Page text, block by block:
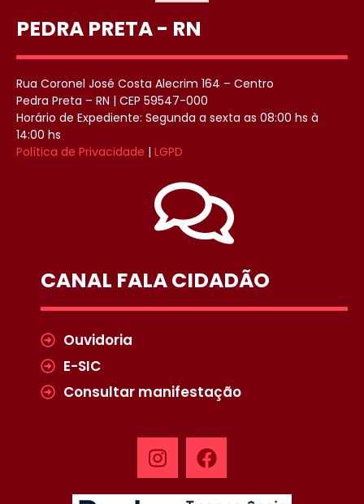
PEDRA PRETA - RN
Rua Coronel José Costa Alecrim 164 – Centro
Pedra Preta – RN | CEP 59547-000
Horário de Expediente: Segunda a sexta as 08:00 hs à
14:00 hs
Política de Privacidade | LGPD
CANAL FALA CIDADÃO
Ouvidoria
E-SIC
Consultar manifestação